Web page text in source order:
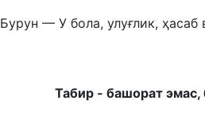
Бурун — У бола, улуғлик, ҳасаб
Табир - башорат эмас,